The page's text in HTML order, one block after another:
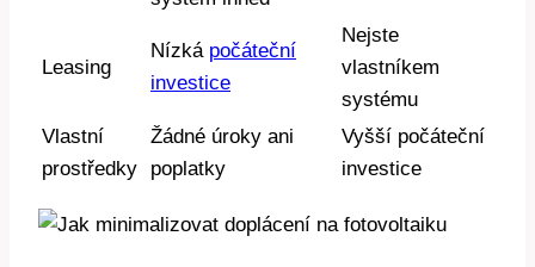
Leasing
Nízká počáteční
investice
Nejste
vlastníkem
systému
Vlastní
prostředky
Žádné úroky ani
poplatky
Vyšší počáteční
investice